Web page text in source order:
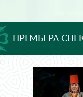
ПРЕМЬЕРА